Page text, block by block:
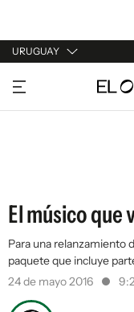
URUGUAY
URUGUAY
ARGENTINA
El músico que
Para una relanzamiento
paquete que incluye
24 de mayo 2016